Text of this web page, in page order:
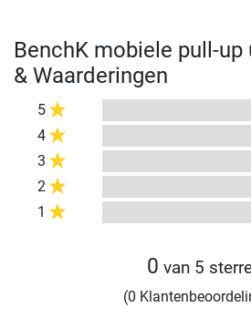
BenchK mobiele pull-up
& Waarderingen
5
4
3
2
1
0 van 5
(0